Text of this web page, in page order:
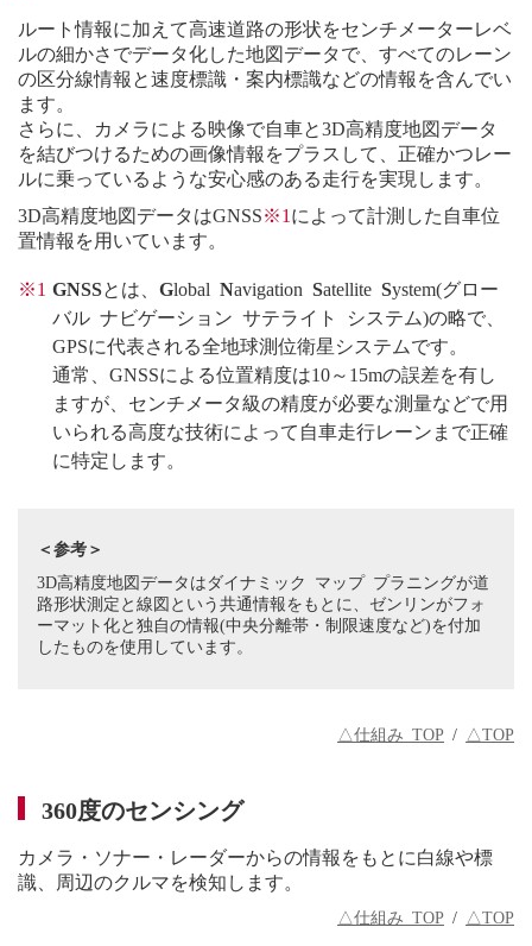
ルート情報に加えて高速道路の形状をセンチメーターレベ
ルの細かさでデータ化した地図データで、すべてのレーン
の区分線情報と速度標識・案内標識などの情報を含んでい
ます。
さらに、カメラによる映像で自車と3D高精度地図データ
を結びつけるための画像情報をプラスして、正確かつレー
ルに乗っているような安心感のある走行を実現します。
3D高精度地図データはGNSS※1 によって計測した自車位
置情報を用いています。
※1 GNSSとは、 Global Navigation Satellite System(グロー
バル ナビゲーション サテライト システム)の略で、
GPSに代表される全地球測位衛星システムです。
通常、GNSSによる位置精度は10～15mの誤差を有し
ますが、センチメータ級の精度が必要な測量などで用
いられる高度な技術によって自車走行レーンまで正確
に特定します。
＜参考＞
3D高精度地図データはダイナミック マップ プラニングが道
路形状測定と線図という共通情報をもとに、ゼンリンがフォ
ーマット化と独自の情報(中央分離帯・制限速度など)を付加
したものを使用しています。
△仕組み TOP / △TOP
360度のセンシング
カメラ・ソナー・レーダーからの情報をもとに白線や標
識、周辺のクルマを検知します。
△仕組み TOP / △TOP